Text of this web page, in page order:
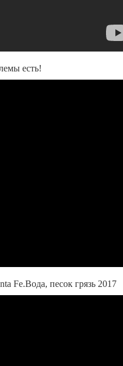
есть!
Fe.Вода, песок грязь 2017